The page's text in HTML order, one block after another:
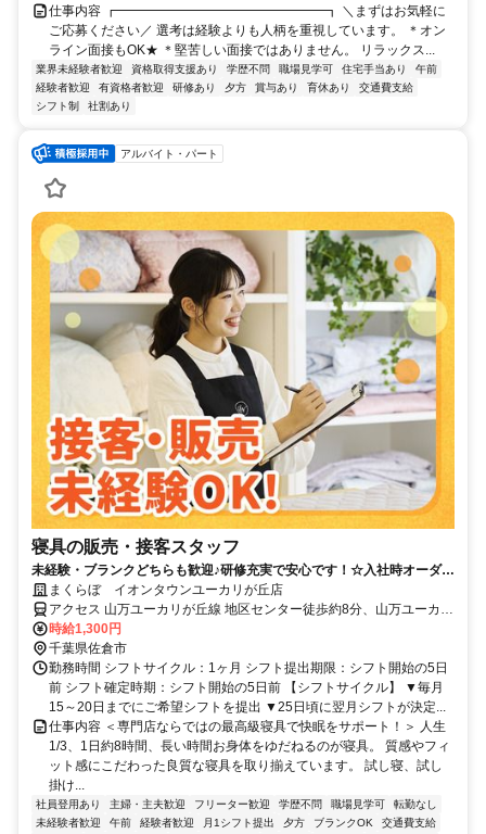
仕事内容 ┏━━━━━━━━━━━━━━━━┓ ＼まずはお気軽に
ご応募ください／ 選考は経験よりも人柄を重視しています。 ＊オン
ライン面接もOK★ ＊堅苦しい面接ではありません。 リラックス...
業界未経験者歓迎 資格取得支援あり 学歴不問 職場見学可 住宅手当あり
午前
経験者歓迎
有資格者歓迎 研修あり 夕方 賞与あり 育休あり
交通費支給
シフト制
社割あり
アルバイト・パート
寝具の販売・接客スタッフ
未経験・ブランクどちらも歓迎♪研修充実で安心です！☆入社時オーダー
メイド枕プレゼント☆
まくらぼ イオンタウンユーカリが丘店
アクセス 山万ユーカリが丘線 地区センター徒歩約8分、山万ユーカリ
が丘線 公園徒歩約10分、山万ユーカリが丘線 井野（千葉県）徒歩約
11分
時給1,300円
千葉県佐倉市
勤務時間 シフトサイクル：1ヶ月 シフト提出期限：シフト開始の5日
前 シフト確定時期：シフト開始の5日前 【シフトサイクル】 ▼毎月
15～20日までにご希望シフトを提出 ▼25日頃に翌月シフトが決定...
仕事内容 ＜専門店ならではの最高級寝具で快眠をサポート！＞ 人生
1/3、1日約8時間、長い時間お身体をゆだねるのが寝具。 質感やフィ
ット感にこだわった良質な寝具を取り揃えています。 試し寝、試し
掛け...
社員登用あり 主婦・主夫歓迎 フリーター歓迎 学歴不問 職場見学可
転勤なし
未経験者歓迎
午前 経験者歓迎 月1シフト提出 夕方 ブランクOK
交通費支給